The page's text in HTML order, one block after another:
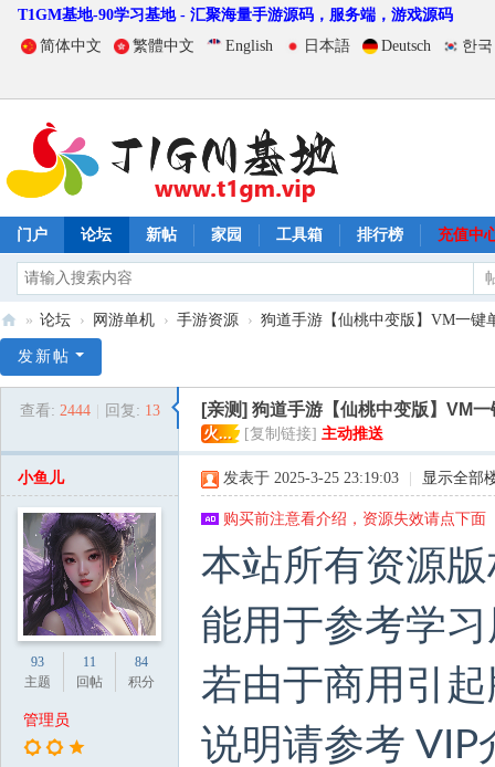
T1GM基地-90学习基地 - 汇聚海量手游源码，服务端，游戏源码
简体中文
繁體中文 English 日本語 Deutsch 한
门户 论坛 新帖 家园 工具箱 排行榜 充值中
1
M
» 论坛 › 网游单机 › 手游资源 › 狗道手游【仙桃中变版】VM一键
发新帖
查看: 2444 回复: 13 [亲测] 狗道手游【仙桃中变版】VM
火... [复制链接] 主动推送
小鱼儿
93
主题
11
回帖
84
积分
管理员
发表于 2025-3-25 23:19:03 显示全部
购买前注意看介绍，资源失效请点下
本站所有资源
能用于参考学
若由于商用引
说明请参考 VIP